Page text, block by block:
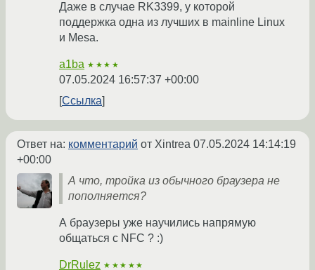
Даже в случае RK3399, у которой
поддержка одна из лучших в mainline Linux
и Mesa.
a1ba ★★★★
07.05.2024 16:57:37 +00:00
Ссылка
Ответ на: комментарий от Xintrea 07.05.2024 14:14:19
+00:00
А что, тройка из обычного браузера не
пополняется?
А браузеры уже научились напрямую
общаться с NFC ? :)
DrRulez ★★★★★